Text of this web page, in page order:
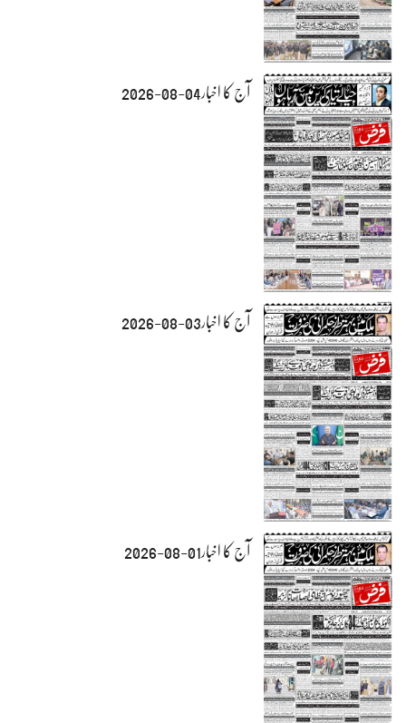
آج کا اخبار04-08-2026
آج کا اخبار03-08-2026
آج کا اخبار01-08-2026